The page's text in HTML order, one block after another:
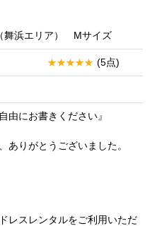
浜エリア） Mサイズ
(5点)
由にお書きください』
ありがとうございました。
レスレンタルをご利用いただ